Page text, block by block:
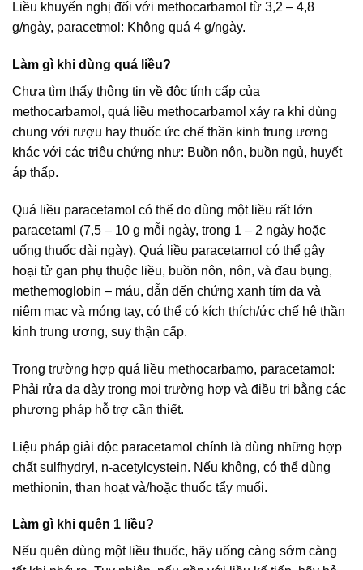
Liều khuyến nghị đối với methocarbamol từ 3,2 – 4,8
g/ngày, paracetmol: Không quá 4 g/ngày.
Làm gì khi dùng quá liều?
Chưa tìm thấy thông tin về độc tính cấp của
methocarbamol, quá liều methocarbamol xảy ra khi dùng
chung với rượu hay thuốc ức chế thần kinh trung ương
khác với các triệu chứng như: Buồn nôn, buồn ngủ, huyết
áp thấp.
Quá liều paracetamol có thể do dùng một liều rất lớn
paracetaml (7,5 – 10 g mỗi ngày, trong 1 – 2 ngày hoặc
uống thuốc dài ngày). Quá liều paracetamol có thể gây
hoại tử gan phụ thuộc liều, buồn nôn, nôn, và đau bụng,
methemoglobin – máu, dẫn đến chứng xanh tím da và
niêm mạc và móng tay, có thể có kích thích/ức chế hệ thần
kinh trung ương, suy thận cấp.
Trong trường hợp quá liều methocarbamo, paracetamol:
Phải rửa dạ dày trong mọi trường hợp và điều trị bằng các
phương pháp hỗ trợ cần thiết.
Liệu pháp giải độc paracetamol chính là dùng những hợp
chất sulfhydryl, n-acetylcystein. Nếu không, có thể dùng
methionin, than hoạt và/hoặc thuốc tẩy muối.
Làm gì khi quên 1 liều?
Nếu quên dùng một liều thuốc, hãy uống càng sớm càng